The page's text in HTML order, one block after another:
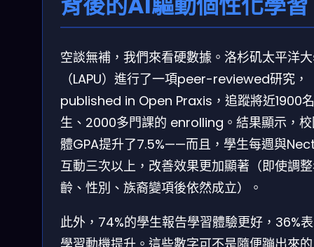
空談無補，我們來看硬數據。洛杉矶太平洋
（LAPU）進行了一項peer-reviewed研究，
published in Open Praxis，追蹤將近1900
生、2000多門課的 enrolling。結果顯示，
體GPA提升了7.5%——而且，學生每週與
互動三次以上，改善效果更加顯著（即使調
齡、性別、族裔變項後依然成立）。
此外，74%的學生報告學習體驗更好，36%